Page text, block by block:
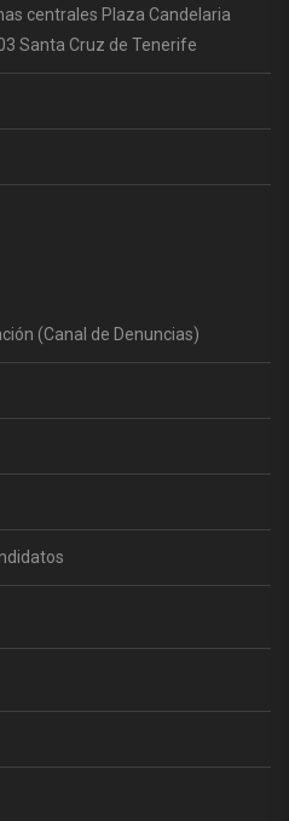
centrales Plaza Candelaria
Santa Cruz de Tenerife
(Canal de Denuncias)